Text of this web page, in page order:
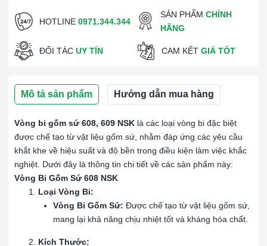
HOTLINE 0971.344.344
SẢN PHẨMCHÍNH
HÃNG
ĐỐI TÁC UY TÍN CAM KẾT GIÁ TỐT
Mô tả sản phẩm Hướng dẫn mua hàng
Vòng bi gốm sứ 608, 609 NSK là các loại vòng bi đặc biệt
được chế tạo từ vật liệu gốm sứ, nhằm đáp ứng các yêu cầu
khắt khe về hiệu suất và độ bền trong điều kiện làm việc khắc
nghiệt. Dưới đây là thông tin chi tiết về các sản phẩm này:
Vòng Bi Gốm Sứ 608 NSK
Loại Vòng Bi:
Vòng Bi Gốm Sứ: Được chế tạo từ vật liệu gốm sứ,
mang lại khả năng chịu nhiệt tốt và kháng hóa chất.
Kích Thước: